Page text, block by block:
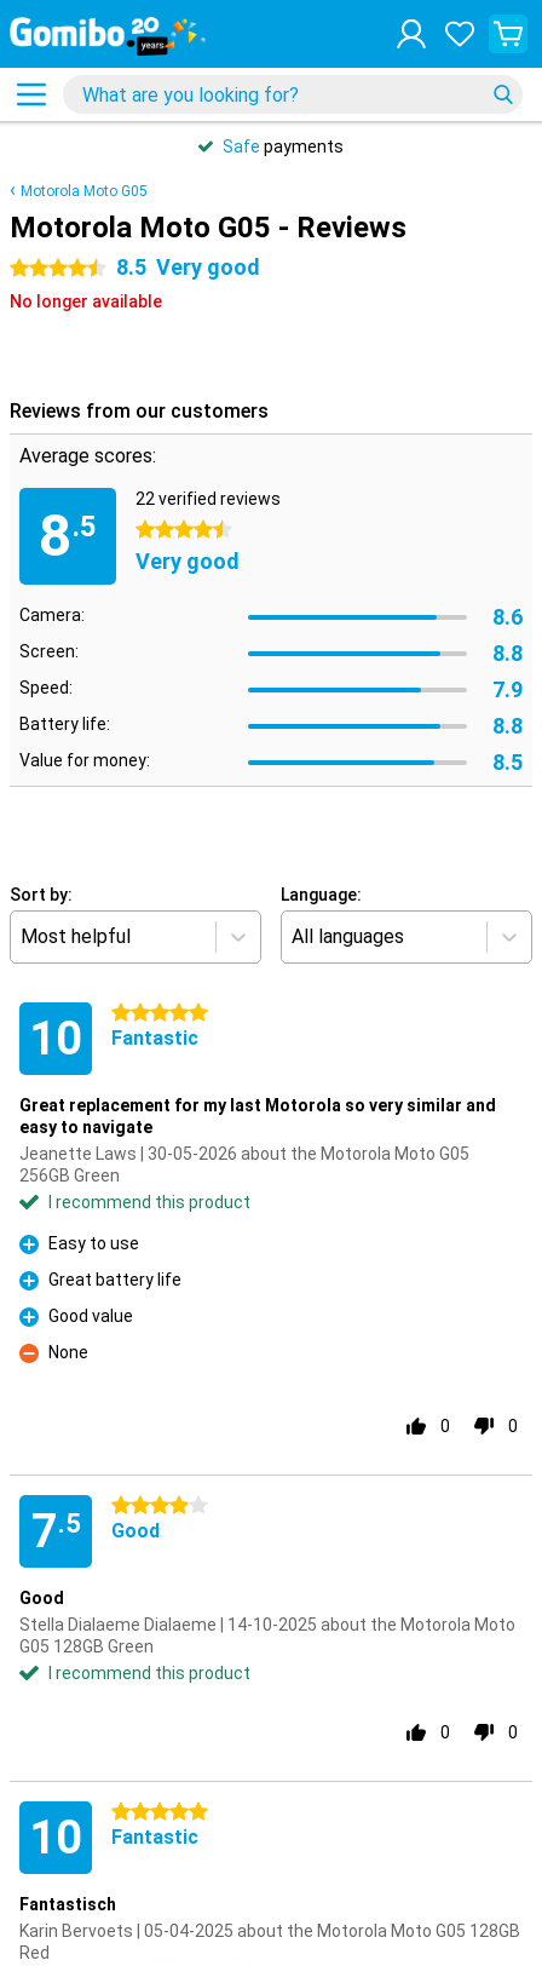
Safe payments
Motorola Moto G05
Motorola Moto G05 - Reviews
4.5 stars 8.5 Very good
No longer available
Reviews from our customers
Average scores:
8.5
22 verified reviews
4.5 stars
Very good
Camera: 8.6
Screen: 8.8
Speed: 7.9
Battery life: 8.8
Value for money: 8.5
Sort by:
Most helpful
Language:
All languages
10 5 stars
Fantastic
Great replacement for my last Motorola so very similar and
easy to navigate
Jeanette Laws | 30-05-2026 about the Motorola Moto G05
256GB Green
I recommend this product
Pro
Easy to use
Pro
Great battery life
Pro
Good value
Con
None
0 0
7.5
4 stars
Good
Good
Stella Dialaeme Dialaeme | 14-10-2025 about the Motorola Moto
G05 128GB Green
I recommend this product
0 0
10 5 stars
Fantastic
Fantastisch
Karin Bervoets | 05-04-2025 about the Motorola Moto G05 128GB
Red